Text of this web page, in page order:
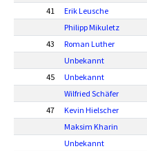
41
Erik Leusche
Philipp Mikuletz
43
Roman Luther
Unbekannt
45
Unbekannt
Wilfried Schäfer
47
Kevin Hielscher
Maksim Kharin
Unbekannt